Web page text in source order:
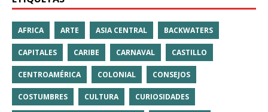
AFRICA ARTE ASIA CENTRAL BACKWATERS
CAPITALES CARIBE CARNAVAL CASTILLO
CENTROAMÉRICA COLONIAL CONSEJOS
COSTUMBRES CULTURA CURIOSIDADES